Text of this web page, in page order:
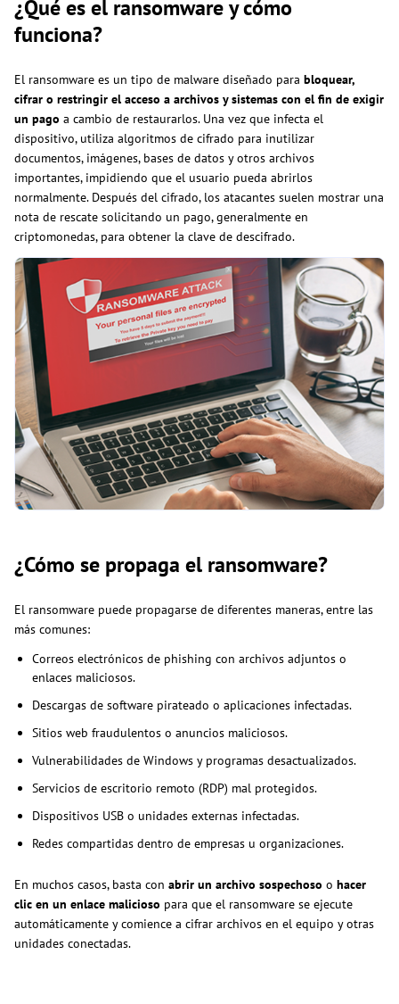
¿Qué es el ransomware y cómo
funciona?
El ransomware es un tipo de malware diseñado para bloquear,
cifrar o restringir el acceso a archivos y sistemas con el fin de exigir
un pago a cambio de restaurarlos. Una vez que infecta el
dispositivo, utiliza algoritmos de cifrado para inutilizar
documentos, imágenes, bases de datos y otros archivos
importantes, impidiendo que el usuario pueda abrirlos
normalmente. Después del cifrado, los atacantes suelen mostrar una
nota de rescate solicitando un pago, generalmente en
criptomonedas, para obtener la clave de descifrado.
¿Cómo se propaga el ransomware?
El ransomware puede propagarse de diferentes maneras, entre las
más comunes:
Correos electrónicos de phishing con archivos adjuntos o
enlaces maliciosos.
Descargas de software pirateado o aplicaciones infectadas.
Sitios web fraudulentos o anuncios maliciosos.
Vulnerabilidades de Windows y programas desactualizados.
Servicios de escritorio remoto (RDP) mal protegidos.
Dispositivos USB o unidades externas infectadas.
Redes compartidas dentro de empresas u organizaciones.
En muchos casos, basta con abrir un archivo sospechoso o hacer
clic en un enlace malicioso para que el ransomware se ejecute
automáticamente y comience a cifrar archivos en el equipo y otras
unidades conectadas.